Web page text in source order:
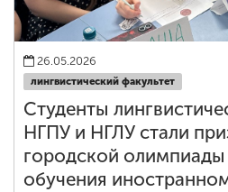
26.05.2026
лингвистический факультет
Студенты
НГПУ и НГЛУ стали
городской
обучения